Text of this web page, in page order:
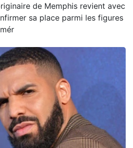
de Memphis revient avec
sa place parmi les figures